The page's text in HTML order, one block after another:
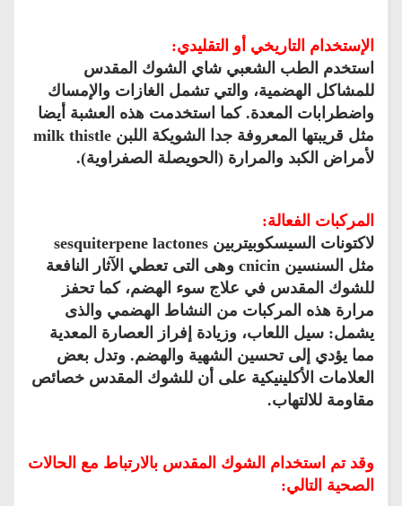
الإستخدام التاريخي أو التقليدي:
استخدم الطب الشعبي شاي الشوك المقدس
للمشاكل الهضمية، والتي تشمل الغازات والإمساك
واضطرابات المعدة. كما استخدمت هذه العشبة أيضا
مثل قريبتها المعروفة جدا الشويكة اللبن milk thistle
لأمراض الكبد والمرارة (الحويصلة الصفراوية).
المركبات الفعالة:
لاكتونات السيسكوبيتربين sesquiterpene lactones
مثل السنسين cnicin وهى التى تعطي الآثار النافعة
للشوك المقدس في علاج سوء الهضم، كما تحفز
مرارة هذه المركبات من النشاط الهضمي والذى
يشمل: سيل اللعاب، وزيادة إفراز العصارة المعدية
مما يؤدي إلى تحسين الشهية والهضم. وتدل بعض
العلامات الأكلينيكية على أن للشوك المقدس خصائص
مقاومة للالتهاب.
وقد تم استخدام الشوك المقدس بالارتباط مع الحالات
الصحية التالي: